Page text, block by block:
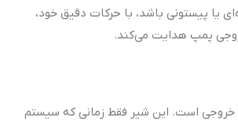
یا پیستونی باشد، با حرکات دقیق خود،
پمپ هدایت می‌کند.
خروجی است. این شیر فقط زمانی که سیستم